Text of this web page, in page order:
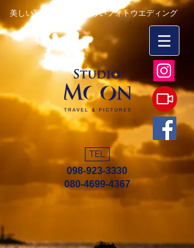
美しい写真を永遠に 楽しいフォトウエディング
TEL
098-923-3330
080-4699-4367